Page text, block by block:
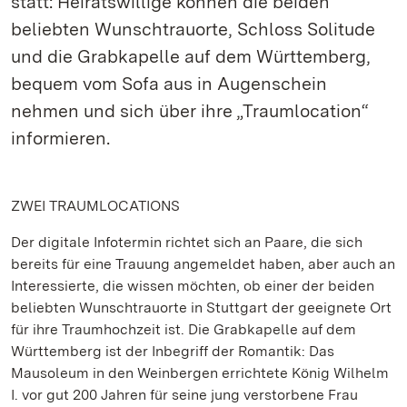
beliebten Wunschtrauorte, Schloss Solitude
und die Grabkapelle auf dem Württemberg,
bequem vom Sofa aus in Augenschein
nehmen und sich über ihre „Traumlocation“
informieren.
ZWEI TRAUMLOCATIONS
Der digitale Infotermin richtet sich an Paare, die sich
bereits für eine Trauung angemeldet haben, aber auch an
Interessierte, die wissen möchten, ob einer der beiden
beliebten Wunschtrauorte in Stuttgart der geeignete Ort
für ihre Traumhochzeit ist. Die Grabkapelle auf dem
Württemberg ist der Inbegriff der Romantik: Das
Mausoleum in den Weinbergen errichtete König Wilhelm
I. vor gut 200 Jahren für seine jung verstorbene Frau